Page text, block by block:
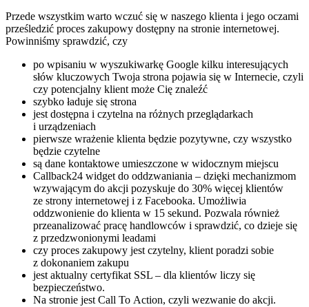
Przede wszystkim warto wczuć się w naszego klienta i jego oczami
prześledzić proces zakupowy dostępny na stronie internetowej.
Powinniśmy sprawdzić, czy
po wpisaniu w wyszukiwarkę Google kilku interesujących
słów kluczowych Twoja strona pojawia się w Internecie, czyli
czy potencjalny klient może Cię znaleźć
szybko ładuje się strona
jest dostępna i czytelna na różnych przeglądarkach
i urządzeniach
pierwsze wrażenie klienta będzie pozytywne, czy wszystko
będzie czytelne
są dane kontaktowe umieszczone w widocznym miejscu
Callback24 widget do oddzwaniania – dzięki mechanizmom
wzywającym do akcji pozyskuje do 30% więcej klientów
ze strony internetowej i z Facebooka. Umożliwia
oddzwonienie do klienta w 15 sekund. Pozwala również
przeanalizować pracę handlowców i sprawdzić, co dzieje się
z przedzwonionymi leadami
czy proces zakupowy jest czytelny, klient poradzi sobie
z dokonaniem zakupu
jest aktualny certyfikat SSL – dla klientów liczy się
bezpieczeństwo.
Na stronie jest Call To Action, czyli wezwanie do akcji.